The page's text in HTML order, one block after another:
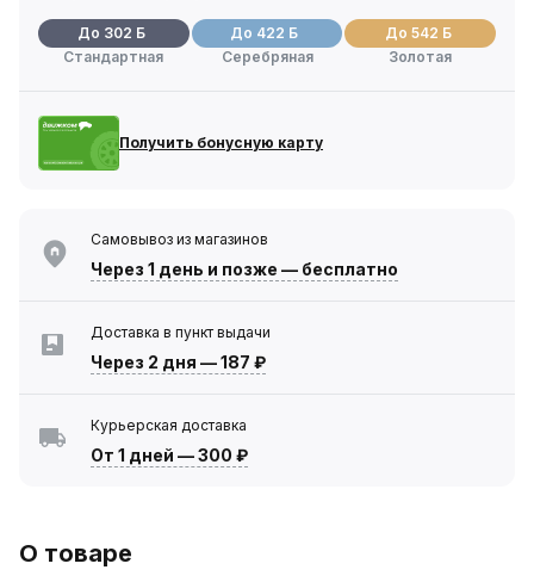
До 302 Б
Стандартная
До 422 Б
Серебряная
До 542 Б
Золотая
Получить бонусную карту
Самовывоз из магазинов
Через 1 день и позже — бесплатно
Доставка в пункт выдачи
Через 2 дня —187 ₽
Курьерская доставка
От 1 дней —300 ₽
О товаре